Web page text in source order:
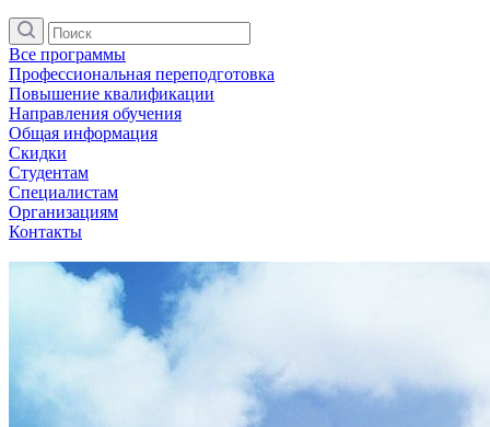
Все программы
Профессиональная переподготовка
Повышение квалификации
Направления обучения
Общая информация
Скидки
Студентам
Специалистам
Организациям
Контакты